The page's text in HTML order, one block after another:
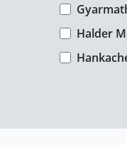
Halder
Humina